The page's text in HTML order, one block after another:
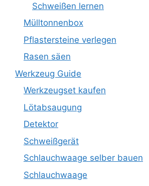
Schweißen lernen
Mülltonnenbox
Pflastersteine verlegen
Rasen säen
Werkzeug Guide
Werkzeugset kaufen
Lötabsaugung
Detektor
Schweißgerät
Schlauchwaage selber bauen
Schlauchwaage